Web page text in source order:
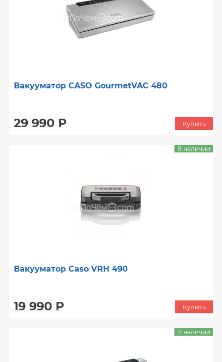
Вакууматор CASO GourmetVAC 480
29 990 Р Купить
Вакууматор Caso VRH 490
19 990 Р
В наличии
Купить
В наличии